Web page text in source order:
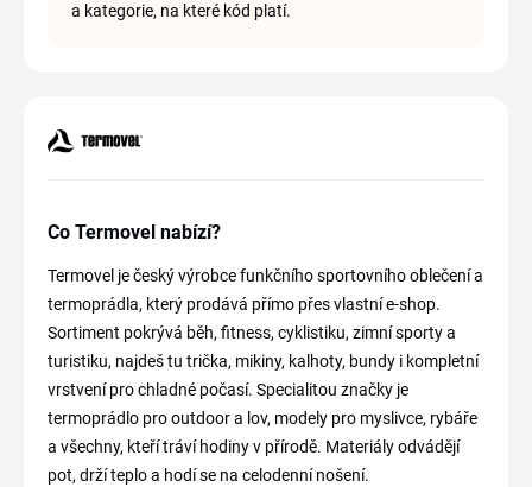
a kategorie, na které kód platí.
Co Termovel nabízí?
Termovel je český výrobce funkčního sportovního oblečení a
termoprádla, který prodává přímo přes vlastní e-shop.
Sortiment pokrývá běh, fitness, cyklistiku, zimní sporty a
turistiku, najdeš tu trička, mikiny, kalhoty, bundy i kompletní
vrstvení pro chladné počasí. Specialitou značky je
termoprádlo pro outdoor a lov, modely pro myslivce, rybáře
a všechny, kteří tráví hodiny v přírodě. Materiály odvádějí
pot, drží teplo a hodí se na celodenní nošení.